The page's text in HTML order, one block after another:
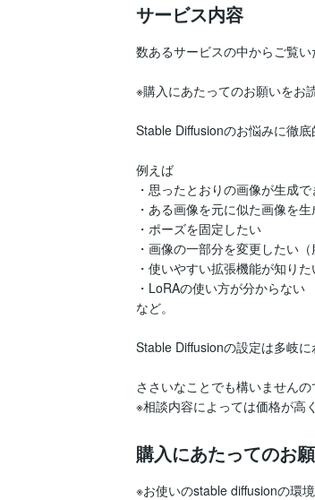
サービス内容
数あるサービスの中からご覧い
※購入にあたってのお願いをお
Stable Diffusionのお悩みに徹底
例えば
・思ったとおりの画像が生成
・ある画像を元に似た画像を
・ポーズを固定したい
・画像の一部分を変更したい（
・使いやすい拡張機能が知りた
・LoRAの使い方が分からない
など。
Stable Diffusionの設定は多岐
ささいなことでも構いません
※相談内容によっては価格が高
購入にあたってのお
※お使いのstable diffusionの環